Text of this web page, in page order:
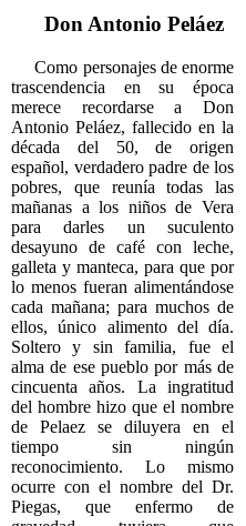
Don Antonio Peláez
Como personajes de enorme
trascendencia en su época
merece recordarse a Don
Antonio Peláez, fallecido en la
década del 50, de origen
español, verdadero padre de los
pobres, que reunía todas las
mañanas a los niños de Vera
para darles un suculento
desayuno de café con leche,
galleta y manteca, para que por
lo menos fueran alimentándose
cada mañana; para muchos de
ellos, único alimento del día.
Soltero y sin familia, fue el
alma de ese pueblo por más de
cincuenta años. La ingratitud
del hombre hizo que el nombre
de Pelaez se diluyera en el
tiempo sin ningún
reconocimiento. Lo mismo
ocurre con el nombre del Dr.
Piegas, que enfermo de